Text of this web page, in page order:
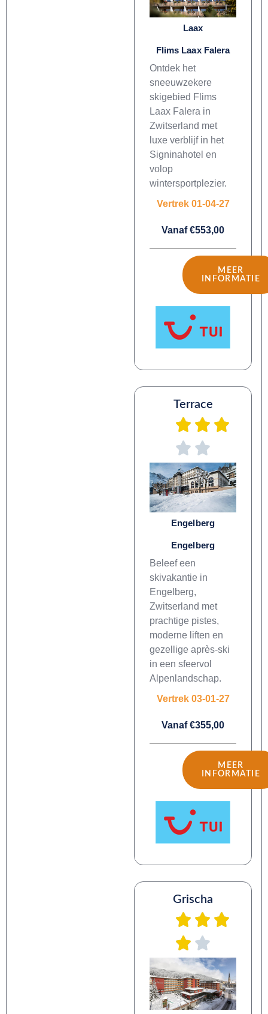
Laax
Flims Laax Falera
Ontdek het
sneeuwzekere
skigebied Flims
Laax Falera in
Zwitserland met
luxe verblijf in het
Signinahotel en
volop
wintersportplezier.
Vertrek 01-04-27
Vanaf €553,00
MEER
INFORMATIE
Terrace
Engelberg
Engelberg
Beleef een
skivakantie in
Engelberg,
Zwitserland met
prachtige pistes,
moderne liften en
gezellige après-ski
in een sfeervol
Alpenlandschap.
Vertrek 03-01-27
Vanaf €355,00
MEER
INFORMATIE
Grischa